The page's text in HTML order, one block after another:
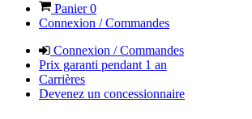
Panier0
Connexion / Commandes
Connexion / Commandes
Prix garanti pendant 1 an
Carrières
Devenez un concessionnaire